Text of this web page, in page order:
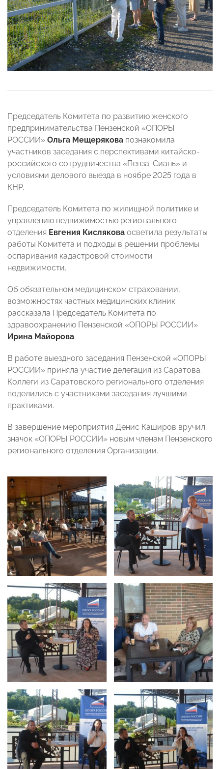
Председатель Комитета по развитию женского
предпринимательства Пензенской «ОПОРЫ
РОССИИ» Ольга Мещерякова познакомила
участников заседания с перспективами китайско-
российского сотрудничества «Пенза-Сиань» и
условиями делового выезда в ноябре 2025 года в
КНР.
Председатель Комитета по жилищной политике и
управлению недвижимостью регионального
отделения Евгения Кислякова осветила результаты
работы Комитета и подходы в решении проблемы
оспаривания кадастровой стоимости
недвижимости.
Об обязательном медицинском страховании,
возможностях частных медицинских клиник
рассказала Председатель Комитета по
здравоохранению Пензенской «ОПОРЫ РОССИИ»
Ирина Майорова.
В работе выездного заседания Пензенской «ОПОРЫ
РОССИИ» приняла участие делегация из Саратова.
Коллеги из Саратовского регионального отделения
поделились с участниками заседания лучшими
практиками.
В завершение мероприятия Денис Каширов вручил
значок «ОПОРЫ РОССИИ» новым членам Пензенского
регионального отделения Организации.